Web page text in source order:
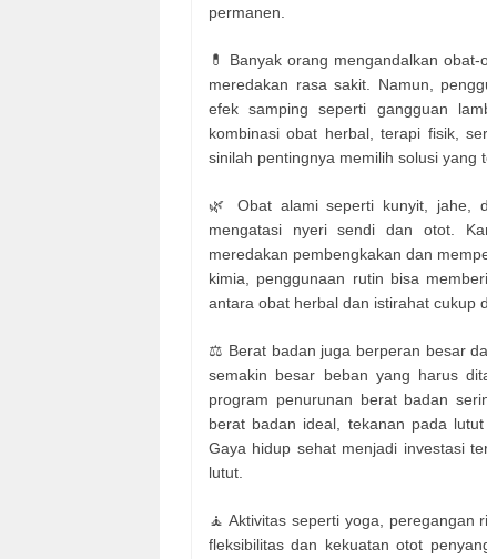
permanen.
💊 Banyak orang mengandalkan
meredakan rasa sakit. Namun,
efek samping seperti gangguan
kombinasi obat herbal, terapi fisik,
sinilah pentingnya memilih solusi yang
🌿 Obat alami seperti kunyit, jahe,
mengatasi nyeri sendi dan otot.
meredakan pembengkakan dan
kimia, penggunaan rutin bisa
antara obat herbal dan istirahat cukup
⚖️ Berat badan juga berperan besar
semakin besar beban yang harus
program penurunan berat badan
berat badan ideal, tekanan pada
Gaya hidup sehat menjadi investasi
lutut.
🧘 Aktivitas seperti yoga, peregangan
fleksibilitas dan kekuatan otot